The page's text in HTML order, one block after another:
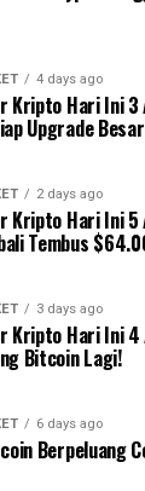
4 days ago
Kripto Hari Ini
Upgrade Besar
2 days ago
Kripto Hari Ini
Tembus
3 days ago
Kripto Hari Ini
Bitcoin Lagi!
6 days ago
Berpeluang